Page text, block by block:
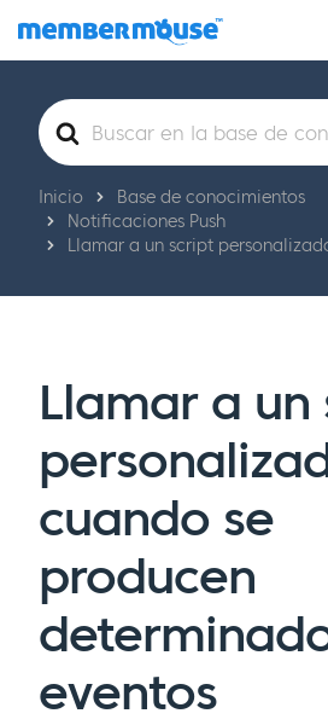
Características Clientes
Buscar
Inicio
Base de conocimientos
Notificaciones Push
Llamar a un script
Llamar a un
cuando se
producen
eventos